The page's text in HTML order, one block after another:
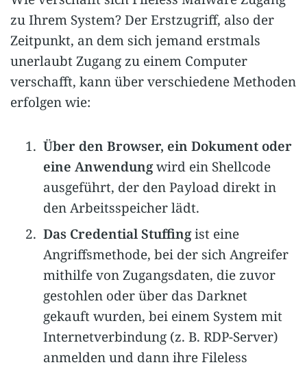
zu Ihrem System? Der Erstzugriff, also der
Zeitpunkt, an dem sich jemand erstmals
unerlaubt Zugang zu einem Computer
verschafft, kann über verschiedene Methoden
erfolgen wie:
Über den Browser, ein Dokument oder
eine Anwendungwird ein Shellcode
ausgeführt, der den Payload direkt in
den Arbeitsspeicher lädt.
Das Credential Stuffingist eine
Angriffsmethode, bei der sich Angreifer
mithilfe von Zugangsdaten, die zuvor
gestohlen oder über das Darknet
gekauft wurden, bei einem System mit
Internetverbindung (z. B. RDP-Server)
anmelden und dann ihre Fileless